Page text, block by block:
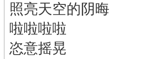
照亮天空的阴晦
啦啦啦啦
恣意摇晃